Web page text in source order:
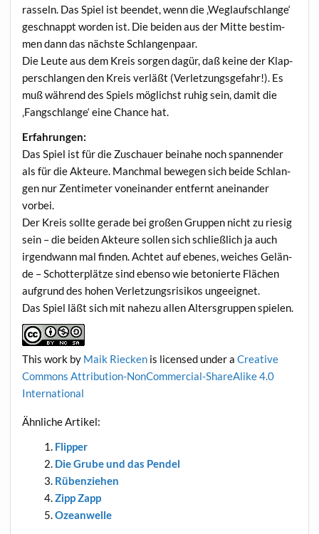
ras­seln. Das Spiel ist been­det, wenn die ‚Weg­lauf­schlan­ge‘
geschnappt wor­den ist. Die bei­den aus der Mit­te bestim­
men dann das nächs­te Schlangenpaar.
Die Leu­te aus dem Kreis sor­gen dagür, daß kei­ne der Klap­
per­schlan­gen den Kreis ver­läßt (Ver­let­zungs­ge­fahr!). Es
muß wäh­rend des Spiels mög­lichst ruhig sein, damit die
‚Fang­schlan­ge‘ eine Chan­ce hat.
Erfah­run­gen:
Das Spiel ist für die Zuschau­er bei­na­he noch span­nen­der
als für die Akteu­re. Manch­mal bewe­gen sich bei­de Schlan­
gen nur Zen­ti­me­ter von­ein­an­der ent­fernt anein­an­der
vorbei.
Der Kreis soll­te gera­de bei gro­ßen Grup­pen nicht zu rie­sig
sein – die bei­den Akteu­re sol­len sich schließ­lich ja auch
irgend­wann mal fin­den. Ach­tet auf ebe­nes, wei­ches Gelän­
de – Schot­ter­plät­ze sind eben­so wie beto­nier­te Flä­chen
auf­grund des hohen Ver­let­zungs­ri­si­kos ungeeignet.
Das Spiel läßt sich mit nahe­zu allen Alters­grup­pen spielen.
This work by Maik Riecken is licen­sed under aCrea­ti­ve
Com­mons Attri­bu­ti­on-Non­Com­mer­cial-ShareA­li­ke 4.0
International
Ähn­li­che Artikel:
Flip­per
Die Gru­be und das Pendel
Rüben­zie­hen
Zipp Zapp
Oze­an­wel­le